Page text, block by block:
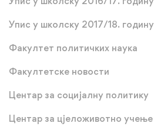
Упис у школску 2017/18. годину
Факултет политичких наука
Факултетске новости
Центар за социјалну политику
Центар за цјеложивотно учење